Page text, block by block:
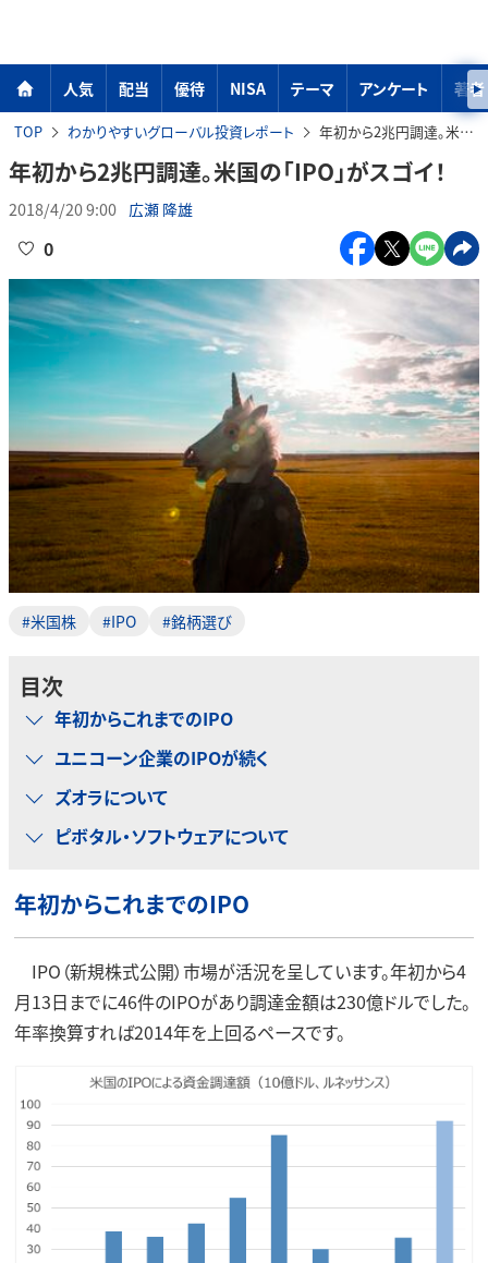
人気 配当 優待 NISA テーマ アンケート 著者
TOP わかりやすいグローバル投資レポート 年初から2兆円調達。米国の「IPO」がスゴイ！
年初から2兆円調達。米国の「IPO」がスゴイ！
2018/4/20 9:00 広瀬 隆雄
0
#米国株 #IPO #銘柄選び
目次
年初からこれまでのIPO
ユニコーン企業のIPOが続く
ズオラについて
ピボタル・ソフトウェアについて
年初からこれまでのIPO
IPO（新規株式公開）市場が活況を呈しています。年初から4
月13日までに46件のIPOがあり調達金額は230億ドルでした。
年率換算すれば2014年を上回るペースです。